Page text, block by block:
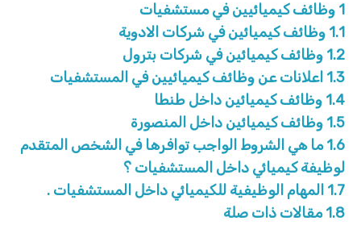
1 وظائف كيميائيين في مستشفيات
1.1 وظائف كيميائين في شركات الادوية
1.2 وظائف كيميائين في شركات بترول
1.3 اعلانات عن وظائف كيميائيين في المستشفيات
1.4 وظائف كيميائين داخل طنطا
1.5 وظائف كيميائين داخل المنصورة
1.6 ما هي الشروط الواجب توافرها في الشخص المتقدم
لوظيفة كيميائي داخل المستشفيات ؟
1.7 المهام الوظيفية للكيميائي داخل المستشفيات .
1.8 مقالات ذات صلة